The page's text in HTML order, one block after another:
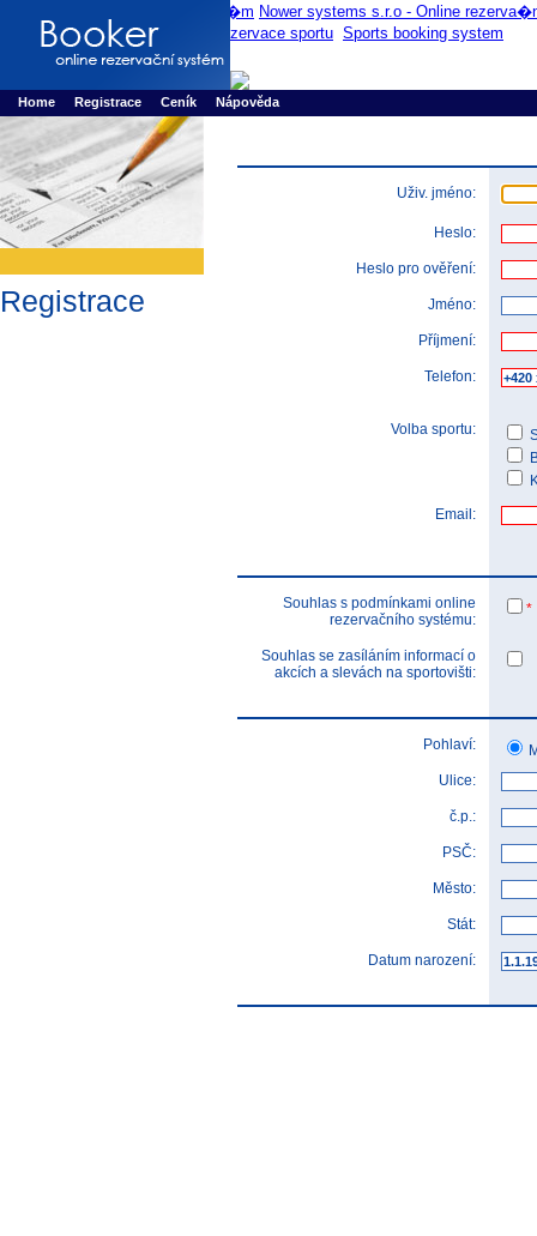
Booker online rezerva�n� syst�m Nower systems s.r.o - Online
Rezervujse - Port�l pro online rezervace sportu Sports booking system
Home Registrace Ceník Nápověda
Registrace
Uživ. jméno:
Heslo:
Heslo pro ověření:
Jméno:
Příjmení:
Telefon:
Volba sportu:
Email:
Souhlas s podmínkami online
rezervačního systému:
*
Souhlas se zasíláním informací o
akcích a slevách na sportovišti:
Pohlaví:
Ulice:
č.p.:
PSČ:
Město:
Stát:
Datum narození: